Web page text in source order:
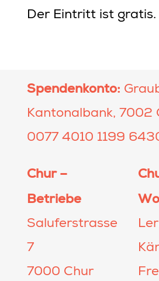
Der Eintritt ist gratis.
Spendenkonto:
Kantonalbank, 7002
0077 4010 1199
Chur –
Betriebe
Saluferstrasse
7
7000 Chur